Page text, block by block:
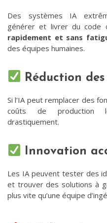
Des systèmes IA
générer et livrer du code
rapidement et sans
des équipes humaines.
Réduction
Si l’IA peut remplacer des
coûts de production
drastiquement.
Innovation
Les IA peuvent tester des
et trouver des solutions à
plus vite qu’une équipe